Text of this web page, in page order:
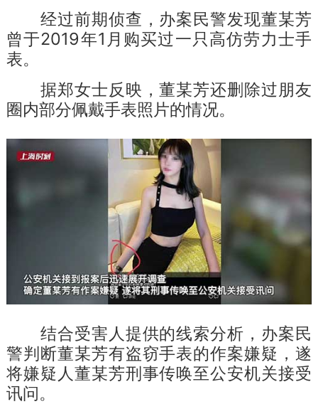
经过前期侦查，办案民警发现董某芳
曾于2019年1月购买过一只高仿劳力士手
表。
据郑女士反映，董某芳还删除过朋友
圈内部分佩戴手表照片的情况。
结合受害人提供的线索分析，办案民
警判断董某芳有盗窃手表的作案嫌疑，遂
将嫌疑人董某芳刑事传唤至公安机关接受
讯问。